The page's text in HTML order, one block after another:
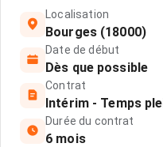
Localisation
Bourges (18000)
Date de début
Dès que possible
Contrat
Intérim - Temps
Durée du contrat
6 mois